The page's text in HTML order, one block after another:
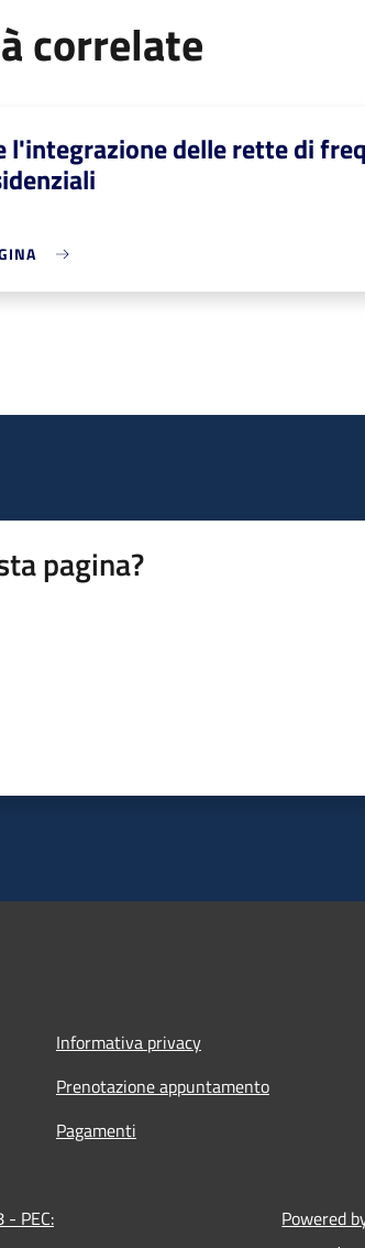
correlate
l'integrazione delle rette di
pagina?
Informativa privacy
Prenotazione appuntamento
Pagamenti
PEC:
Powered